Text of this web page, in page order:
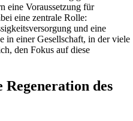
eine Voraussetzung für
eine zentrale Rolle:
und eine
in einer Gesellschaft, in der viele
den Fokus auf diese
des